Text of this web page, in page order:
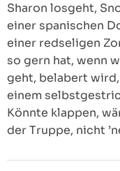
Sharon losgeht,
einer spanischen
einer redseligen
so gern hat, wenn
geht, belabert
einem
Könnte klappen,
der Truppe, nicht